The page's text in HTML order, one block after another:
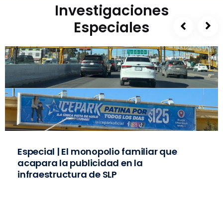
Investigaciones
Especiales
Especial | El monopolio familiar que
acapara la publicidad en la
infraestructura de SLP